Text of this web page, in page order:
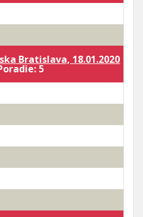
Bratislava, 18.01.2020
5